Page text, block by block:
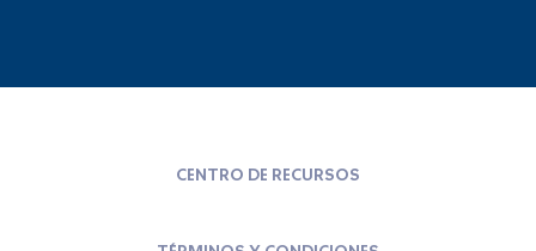
CENTRO DE RECURSOS